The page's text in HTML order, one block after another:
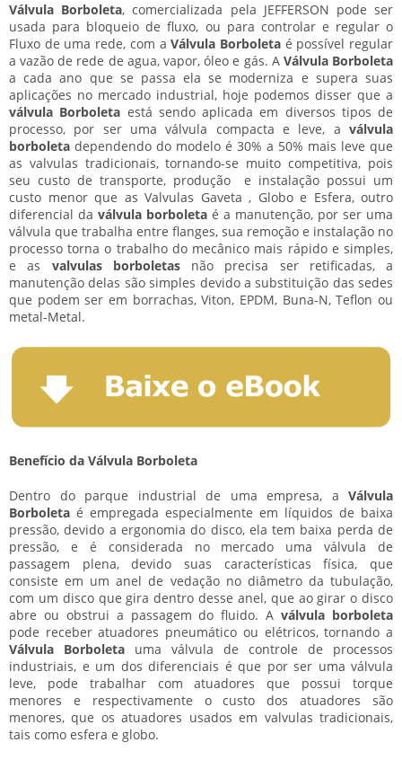
Válvula Borboleta, comercializada pela JEFFERSON pode ser
usada para bloqueio de fluxo, ou para controlar e regular o
Fluxo de uma rede, com aVálvula Borboletaé possível regular
a vazão de rede de agua, vapor, óleo e gás. A Válvula Borboleta
a cada ano que se passa ela se moderniza e supera suas
aplicações no mercado industrial, hoje podemos disser que a
válvula Borboleta está sendo aplicada em diversos tipos de
processo, por ser uma válvula compacta e leve, a válvula
borboleta dependendo do modelo é 30% a 50% mais leve que
as valvulas tradicionais, tornando-se muito competitiva, pois
seu custo de transporte, produção e instalação possui um
custo menor que as Valvulas Gaveta , Globo e Esfera, outro
diferencial da válvula borboleta é a manutenção, por ser uma
válvula que trabalha entre flanges, sua remoção e instalação no
processo torna o trabalho do mecânico mais rápido e simples,
e as valvulas borboletasnão precisa ser retificadas, a
manutenção delas são simples devido a substituição das sedes
que podem ser em borrachas, Viton, EPDM, Buna-N, Teflon ou
metal-Metal.
Benefício da Válvula Borboleta
Dentro do parque industrial de uma empresa, a Válvula
Borboleta é empregada especialmente em líquidos de baixa
pressão, devido a ergonomia do disco, ela tem baixa perda de
pressão, e é considerada no mercado uma válvula de
passagem plena, devido suas características física, que
consiste em um anel de vedação no diâmetro da tubulação,
com um disco que gira dentro desse anel, que ao girar o disco
abre ou obstrui a passagem do fluido. Aválvula borboleta
pode receber atuadores pneumático ou elétricos, tornando a
Válvula Borboleta uma válvula de controle de processos
industriais, e um dos diferenciais é que por ser uma válvula
leve, pode trabalhar com atuadores que possui torque
menores e respectivamente o custo dos atuadores são
menores, que os atuadores usados em valvulas tradicionais,
tais como esfera e globo.